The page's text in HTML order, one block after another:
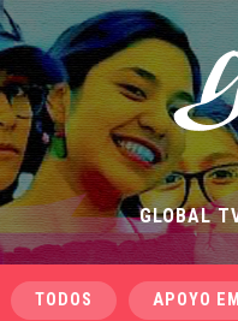
GLOBAL
TODOS APOYO